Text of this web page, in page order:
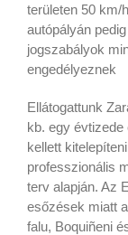
területen 50 km/
autópályán
jogszabályok
engedélyeznek
Ellátogattunk
kb. egy
kellett
professzionális
terv alapján. Az
esőzések miatt
falu, Boquiñeni